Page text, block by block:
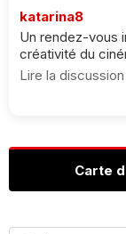
katarina8
Un rendez-vous
créativité du
Lire la
Carte